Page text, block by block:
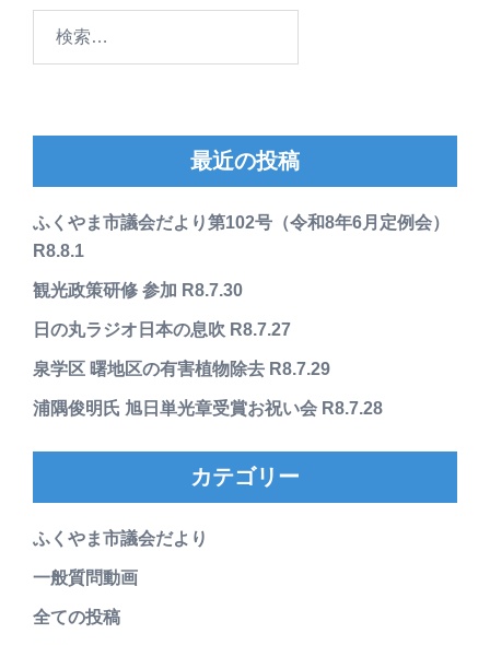
最近の投稿
ふくやま市議会だより第102号（令和8年6月定例会）
R8.8.1
観光政策研修 参加 R8.7.30
日の丸ラジオ日本の息吹 R8.7.27
泉学区 曙地区の有害植物除去 R8.7.29
浦隅俊明氏 旭日単光章受賞お祝い会 R8.7.28
カテゴリー
ふくやま市議会だより
一般質問動画
全ての投稿